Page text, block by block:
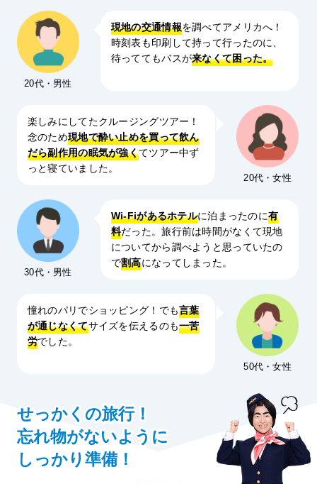
20代・男性
現地の交通情報を調べてアメリカへ！
時刻表も印刷して持って行ったのに、
待っててもバスが来なくて困った。
20代・女性
楽しみにしてたクルージングツアー！
念のため現地で酔い止めを買って飲ん
だら副作用の眠気が強くてツアー中ず
っと寝ていました。
30代・男性
Wi-Fiがあるホテルに泊まったのに有
料だった。旅行前は時間がなくて現地
についてから調べようと思っていたの
で割高になってしまった。
50代・女性
憧れのパリでショッピング！でも言葉
が通じなくてサイズを伝えるのも一苦
労でした。
せっかくの旅行！
忘れ物がないように
しっかり準備！